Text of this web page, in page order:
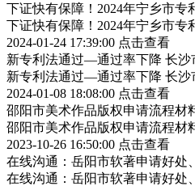
下证快有保障！2024年宁乡市
下证快有保障！2024年宁乡市
2024-01-24 17:39:00 点击查看
新专利法通过—通过率下降 长沙
新专利法通过—通过率下降 长沙
2024-01-08 18:08:00 点击查看
邵阳市美术作品版权申请流程材
邵阳市美术作品版权申请流程材
2023-10-26 16:50:00 点击查看
在线沟通：岳阳市软著申请好处
在线沟通：岳阳市软著申请好处